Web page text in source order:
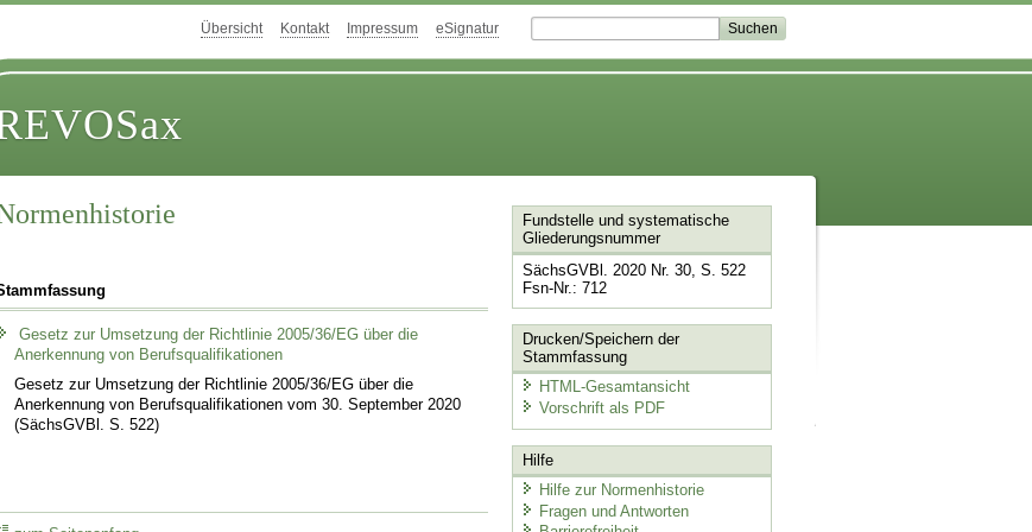
Übersicht Kontakt Impressum eSignatur
Gesetz zur Umsetzung der Richtlinie 2005/36/EG über die
Anerkennung von Berufsqualifikationen
Gesetz zur Umsetzung der Richtlinie 2005/36/EG über die
Anerkennung von Berufsqualifikationen vom 30. September 2020
(SächsGVBl. S. 522)
Fundstelle und systematische
Gliederungsnummer
SächsGVBl. 2020 Nr. 30, S. 522
Fsn-Nr.: 712
Drucken/Speichern der
Stammfassung
HTML-Gesamtansicht
Vorschrift als PDF
Hilfe
Hilfe zur Normenhistorie
Fragen und Antworten